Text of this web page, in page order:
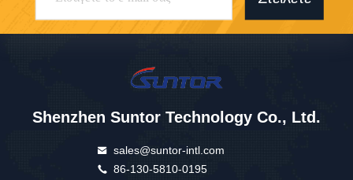
Shenzhen Suntor Technology Co., Ltd.
sales@suntor-intl.com
86-130-5810-0195